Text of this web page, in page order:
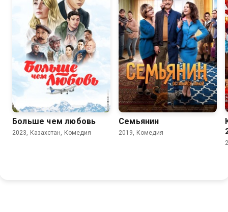
Больше чем любовь
2023, Казахстан, Комедия
Семьянин
2019, Комедия